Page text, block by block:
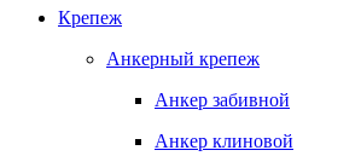
Крепеж
Анкерный крепеж
Анкер забивной
Анкер клиновой